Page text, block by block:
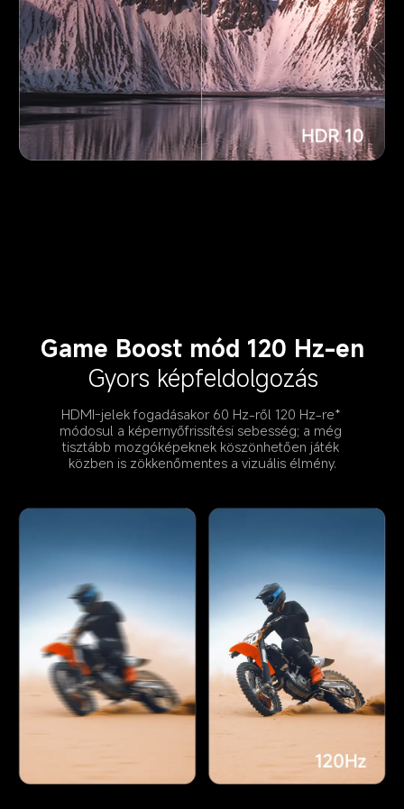
Game Boost mód 120 Hz-en
Gyors képfeldolgozás
HDMI-jelek fogadásakor 60 Hz-ről 120 Hz-re*
módosul a képernyőfrissítési sebesség; a még
tisztább mozgóképeknek köszönhetően játék
közben is zökkenőmentes a vizuális élmény.